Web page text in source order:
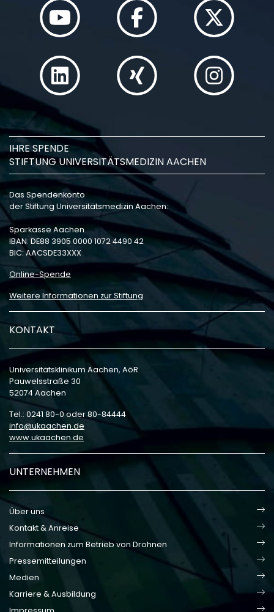
IHRE SPENDE
STIFTUNG UNIVERSITÄTSMEDIZIN AACHEN
Das Spendenkonto
der Stiftung Universitätsmedizin Aachen:
Sparkasse Aachen
IBAN: DE88 3905 0000 1072 4490 42
BIC: AACSDE33XXX
Online-Spende
Weitere Informationen zur Stiftung
KONTAKT
Universitätsklinikum Aachen, AöR
Pauwelsstraße 30
52074 Aachen
Tel.: 0241 80-0 oder 80-84444
info
ukaachen de
www.ukaachen.de
UNTERNEHMEN
Über uns
Kontakt & Anreise
Informationen zum Betrieb von Drohnen
Pressemitteilungen
Medien
Karriere & Ausbildung